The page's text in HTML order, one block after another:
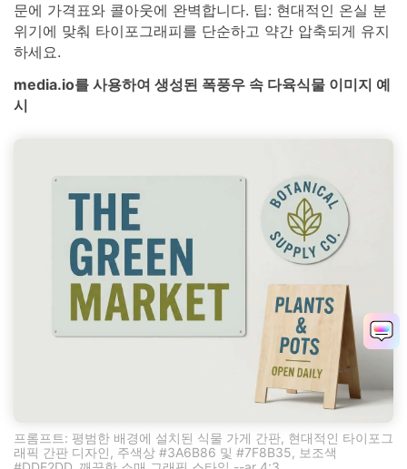
문에 가격표와 콜아웃에 완벽합니다. 팁: 현대적인 온실 분
위기에 맞춰 타이포그래피를 단순하고 약간 압축되게 유지
하세요.
media.io를 사용하여 생성된 폭풍우 속 다육식물 이미지 예
시
프롬프트: 평범한 배경에 설치된 식물 가게 간판, 현대적인 타이포그
래픽 간판 디자인, 주색상 #3A6B86 및 #7F8B35, 보조색